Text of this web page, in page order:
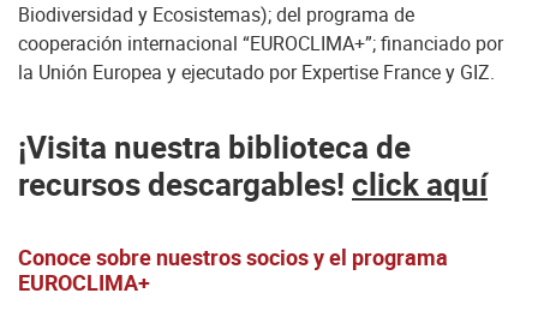
Biodiversidad y Ecosistemas); del programa de
cooperación internacional “EUROCLIMA+”; financiado por
la Unión Europea y ejecutado por Expertise France y GIZ.
¡Visita nuestra biblioteca de
recursos descargables! click aquí
Conoce sobre nuestros socios y el programa
EUROCLIMA+